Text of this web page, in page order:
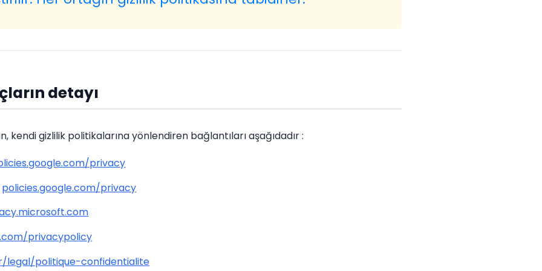
detayı
kendi gizlilik politikalarına yönlendiren bağlantıları aşağıdadır :
privacy
policies.google.com/privacy
privacypolicy
legal/politique-confidentialite